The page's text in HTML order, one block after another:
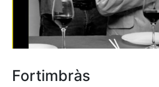
Fortimbràs